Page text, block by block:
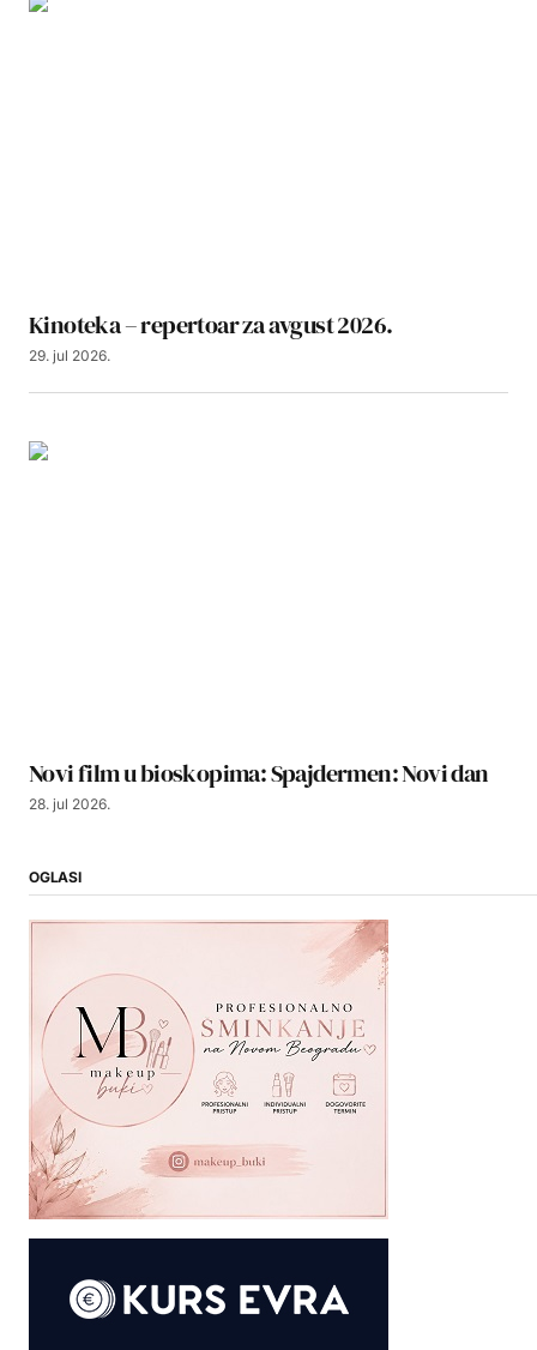
Kinoteka – repertoar za avgust 2026.
29. jul 2026.
Novi film u bioskopima: Spajdermen: Novi dan
28. jul 2026.
OGLASI